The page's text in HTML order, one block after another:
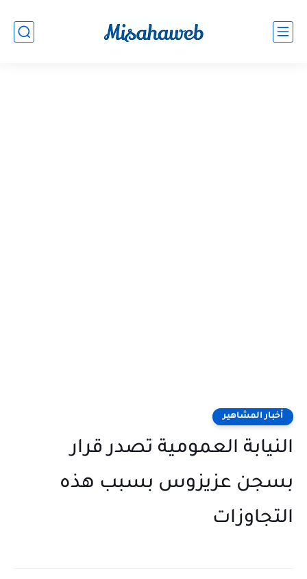
أخبار المشاهير
النيابة العمومية تصدر قرار
بسجن عزيزوس بسبب هذه
التجاوزات